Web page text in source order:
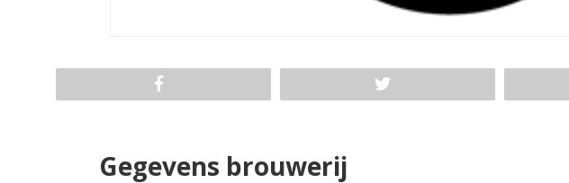
Gegevens brouwerij